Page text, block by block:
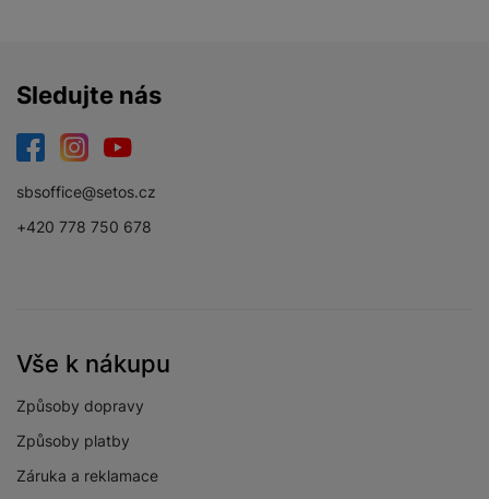
Sledujte nás
sbsoffice@setos.cz
+420 778 750 678
Vše k nákupu
Způsoby dopravy
Způsoby platby
Záruka a reklamace